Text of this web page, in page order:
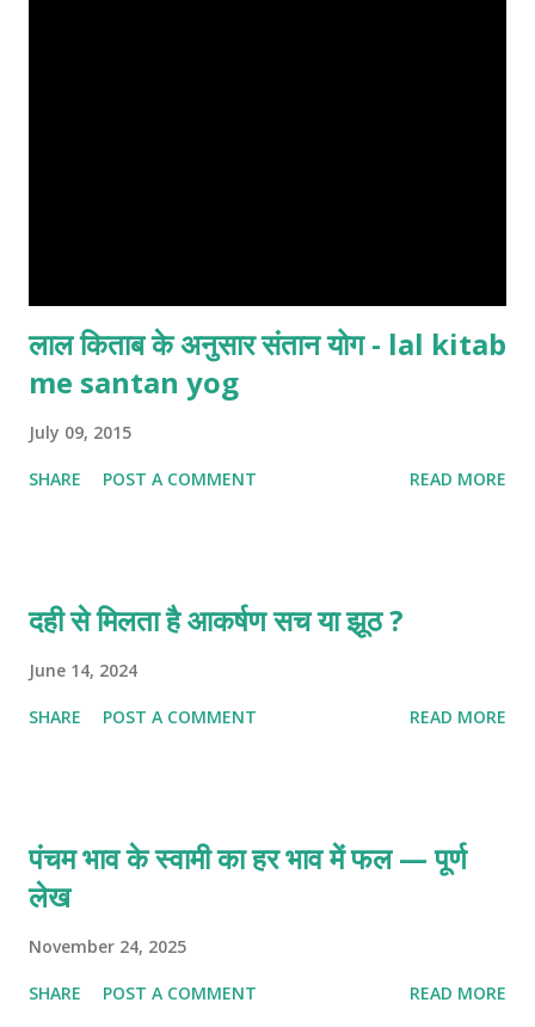
लाल किताब के अनुसार संतान योग - lal kitab
me santan yog
July 09, 2015
SHARE POST A COMMENT READ MORE
दही से मिलता है आकर्षण सच या झूठ ?
June 14, 2024
SHARE POST A COMMENT READ MORE
पंचम भाव के स्वामी का हर भाव में फल — पूर्ण
लेख
November 24, 2025
SHARE POST A COMMENT READ MORE